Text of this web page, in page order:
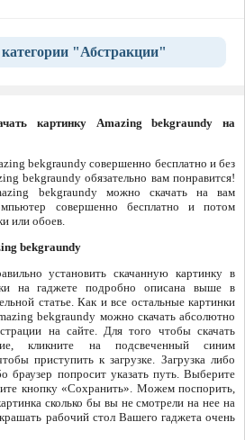
"Абстракции"
картинку Amazing bekgraundy на
bekgraundy совершенно бесплатно и без
bekgraundy обязательно вам понравится!
bekgraundy можно скачать на вам
совершенно бесплатно и потом
или обоев.
bekgraundy
установить скачанную картинку в
на гаджете подробно описана выше в
статье. Как и все остальные картинки
bekgraundy можно скачать абсолютно
на сайте. Для того чтобы скачать
кликните на подсвеченный синим
приступить к загрузке. Загрузка либо
браузер попросит указать путь. Выберите
кнопку «Сохранить». Можем поспорить,
сколько бы вы не смотрели на нее на
рабочий стол Вашего гаджета очень